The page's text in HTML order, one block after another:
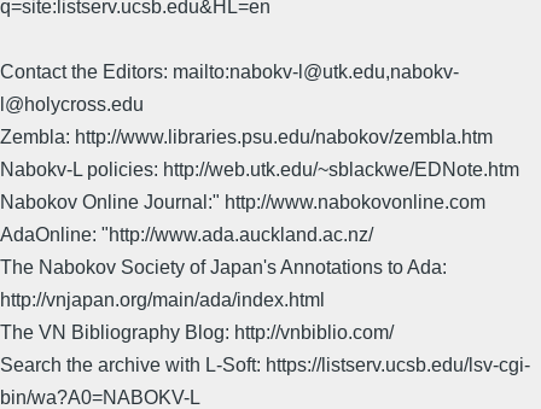
q=site:listserv.ucsb.edu&HL=en
Contact the Editors: mailto:nabokv-l@utk.edu,nabokv-
l@holycross.edu
Zembla: http://www.libraries.psu.edu/nabokov/zembla.htm
Nabokv-L policies: http://web.utk.edu/~sblackwe/EDNote.htm
Nabokov Online Journal:" http://www.nabokovonline.com
AdaOnline: "http://www.ada.auckland.ac.nz/
The Nabokov Society of Japan's Annotations to Ada:
http://vnjapan.org/main/ada/index.html
The VN Bibliography Blog: http://vnbiblio.com/
Search the archive with L-Soft: https://listserv.ucsb.edu/lsv-cgi-
bin/wa?A0=NABOKV-L